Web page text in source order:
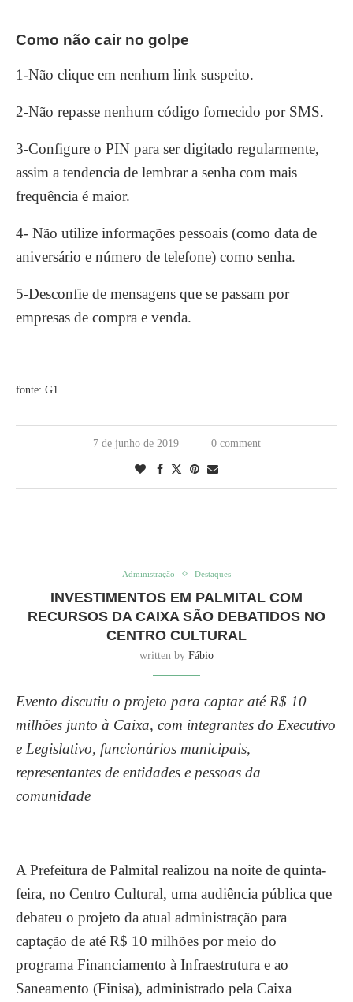
Como não cair no golpe
1-Não clique em nenhum link suspeito.
2-Não repasse nenhum código fornecido por SMS.
3-Configure o PIN para ser digitado regularmente,
assim a tendencia de lembrar a senha com mais
frequência é maior.
4- Não utilize informações pessoais (como data de
aniversário e número de telefone) como senha.
5-Desconfie de mensagens que se passam por
empresas de compra e venda.
fonte: G1
7 de junho de 2019 0 comment
Administração Destaques
INVESTIMENTOS EM PALMITAL COM
RECURSOS DA CAIXA SÃO DEBATIDOS NO
CENTRO CULTURAL
written by Fábio
Evento discutiu o projeto para captar até R$ 10
milhões junto à Caixa, com integrantes do Executivo
e Legislativo, funcionários municipais,
representantes de entidades e pessoas da
comunidade
A Prefeitura de Palmital realizou na noite de quinta-
feira, no Centro Cultural, uma audiência pública que
debateu o projeto da atual administração para
captação de até R$ 10 milhões por meio do
programa Financiamento à Infraestrutura e ao
Saneamento (Finisa), administrado pela Caixa